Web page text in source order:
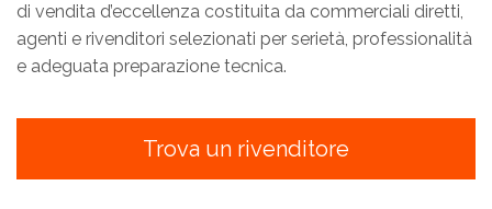
di vendita d’eccellenza costituita da commerciali diretti,
agenti e rivenditori selezionati per serietà, professionalità
e adeguata preparazione tecnica.
Trova un rivenditore